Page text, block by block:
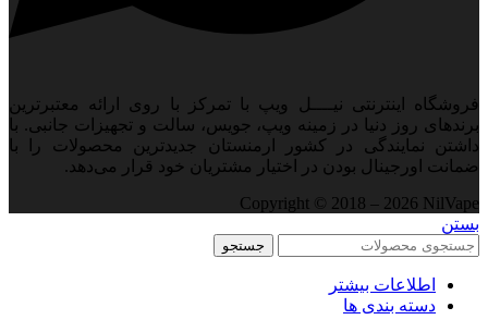
فروشگاه اینترنتی نیــــل ویپ با تمرکز با روی ارائه معتبرترین
برندهای روز دنیا در زمینه ویپ، جویس، سالت و تجهیزات جانبی. با
داشتن نمایندگی در کشور ارمنستان جدید‌ترین محصولات را با
ضمانت اورجینال بودن در اختیار مشتریان خود قرار می‌دهد.
Copyright © 2018 – 2026 NilVape
بستن
جستجو
اطلاعات بیشتر
دسته بندی ها